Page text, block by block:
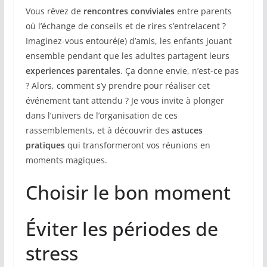
Vous rêvez de rencontres convivialesentre parents
où l’échange de conseils et de rires s’entrelacent ?
Imaginez-vous entouré(e) d’amis, les enfants jouant
ensemble pendant que les adultes partagent leurs
experiences parentales. Ça donne envie, n’est-ce pas
? Alors, comment s’y prendre pour réaliser cet
événement tant attendu ? Je vous invite à plonger
dans l’univers de l’organisation de ces
rassemblements, et à découvrir des astuces
pratiquesqui transformeront vos réunions en
moments magiques.
Choisir le bon moment
Éviter les périodes de
stress